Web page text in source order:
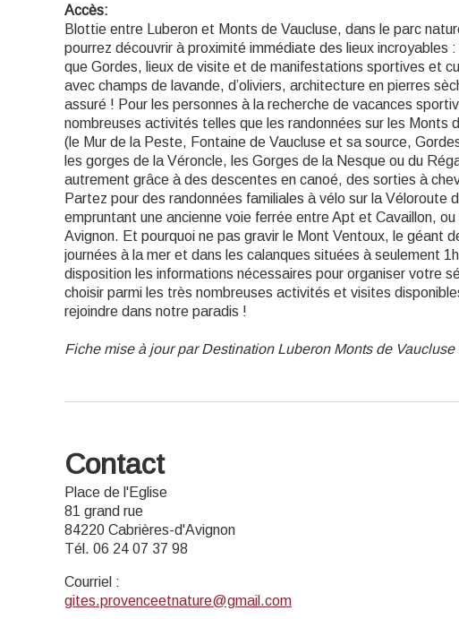
Accès:
Blottie entre Luberon et Monts de Vaucluse, dans le parc
pourrez découvrir à proximité immédiate des lieux incroyables
que Gordes, lieux de visite et de manifestations sportives et
avec champs de lavande, d’oliviers, architecture en pierres
assuré ! Pour les personnes à la recherche de vacances
nombreuses activités telles que les randonnées sur les Monts
(le Mur de la Peste, Fontaine de Vaucluse et sa source,
les gorges de la Véroncle, les Gorges de la Nesque ou du
autrement grâce à des descentes en canoé, des sorties à
Partez pour des randonnées familiales à vélo sur la Véloroute
empruntant une ancienne voie ferrée entre Apt et Cavaillon, ou
Avignon. Et pourquoi ne pas gravir le Mont Ventoux, le géant
journées à la mer et dans les calanques situées à seulement
disposition les informations nécessaires pour organiser votre
choisir parmi les très nombreuses activités et visites
rejoindre dans notre paradis !
Fiche mise à jour par Destination Luberon Monts de
Contact
Place de l'Eglise
81 grand rue
84220 Cabrières-d'Avignon
Tél. 06 24 07 37 98
Courriel :
gites.provenceetnature@gmail.com